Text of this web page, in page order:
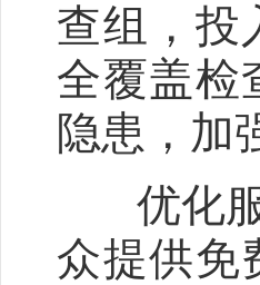
查组，投
全覆盖检
隐患，加
优化服
众提供免